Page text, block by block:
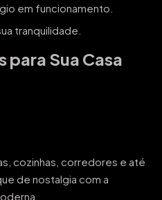
em funcionamento.
tranquilidade.
para Sua Casa
cozinhas, corredores e até
de nostalgia com a